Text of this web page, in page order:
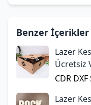
Benzer İçerikler
Lazer
Ücretsiz
CDR DXF
Lazer